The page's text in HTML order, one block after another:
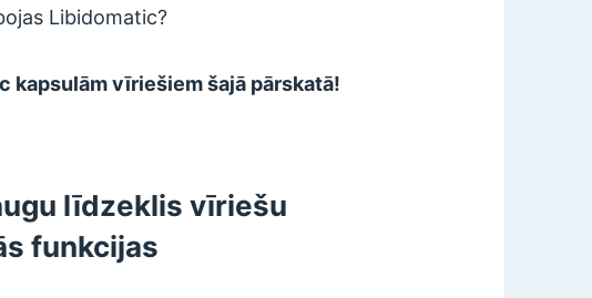
Libidomatic?
kapsulām vīriešiem šajā pārskatā!
līdzeklis vīriešu
funkcijas